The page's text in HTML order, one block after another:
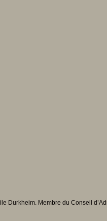
Durkheim. Membre du Conseil